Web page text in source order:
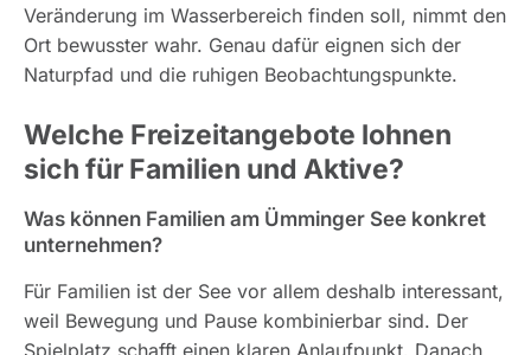
Veränderung im Wasserbereich finden soll, nimmt den
Ort bewusster wahr. Genau dafür eignen sich der
Naturpfad und die ruhigen Beobachtungspunkte.
Welche Freizeitangebote lohnen
sich für Familien und Aktive?
Was können Familien am Ümminger See konkret
unternehmen?
Für Familien ist der See vor allem deshalb interessant,
weil Bewegung und Pause kombinierbar sind. Der